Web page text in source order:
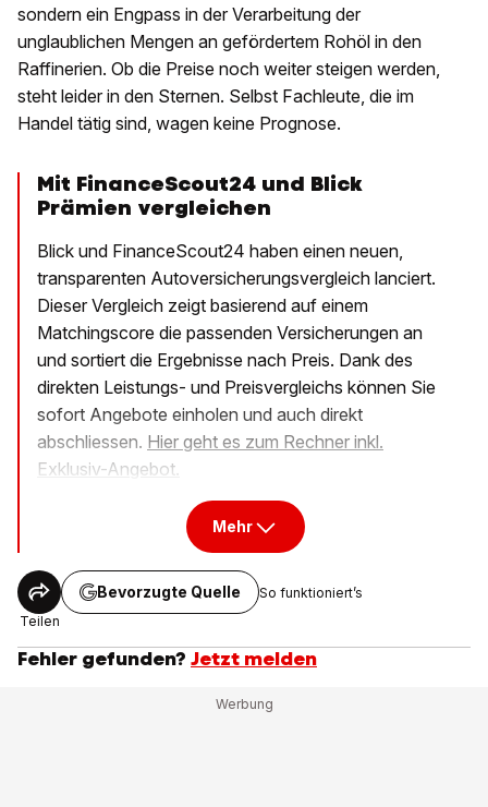
sondern ein Engpass in der Verarbeitung der
unglaublichen Mengen an gefördertem Rohöl in den
Raffinerien. Ob die Preise noch weiter steigen werden,
steht leider in den Sternen. Selbst Fachleute, die im
Handel tätig sind, wagen keine Prognose.
Mit FinanceScout24 und Blick
Prämien vergleichen
Blick und FinanceScout24 haben einen neuen,
transparenten Autoversicherungsvergleich lanciert.
Dieser Vergleich zeigt basierend auf einem
Matchingscore die passenden Versicherungen an
und sortiert die Ergebnisse nach Preis. Dank des
direkten Leistungs- und Preisvergleichs können Sie
sofort Angebote einholen und auch direkt
abschliessen. Hier geht es zum Rechner inkl.
Exklusiv-Angebot.
Mehr
Teilen
Bevorzugte Quelle So funktioniert’s
Fehler gefunden? Jetzt melden